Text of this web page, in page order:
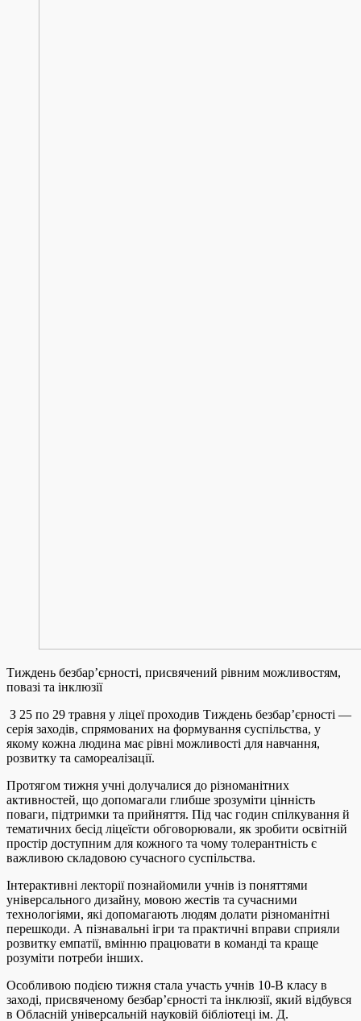
Тиждень безбар’єрності, присвячений рівним можливостям,
повазі та інклюзії
З 25 по 29 травня у ліцеї проходив Тиждень безбар’єрності —
серія заходів, спрямованих на формування суспільства, у
якому кожна людина має рівні можливості для навчання,
розвитку та самореалізації.
Протягом тижня учні долучалися до різноманітних
активностей, що допомагали глибше зрозуміти цінність
поваги, підтримки та прийняття. Під час годин спілкування й
тематичних бесід ліцеїсти обговорювали, як зробити освітній
простір доступним для кожного та чому толерантність є
важливою складовою сучасного суспільства.
Інтерактивні лекторії познайомили учнів із поняттями
універсального дизайну, мовою жестів та сучасними
технологіями, які допомагають людям долати різноманітні
перешкоди. А пізнавальні ігри та практичні вправи сприяли
розвитку емпатії, вмінню працювати в команді та краще
розуміти потреби інших.
Особливою подією тижня стала участь учнів 10-В класу в
заході, присвяченому безбар’єрності та інклюзії, який відбувся
в Обласній універсальній науковій бібліотеці ім. Д.